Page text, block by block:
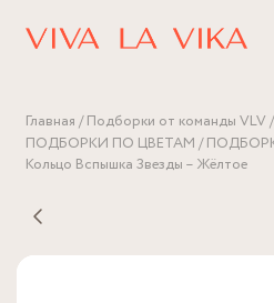
Главная Подборки от команды VLV
ПОДБОРКИ ПО ЦВЕТАМ
Кольцо Вспышка Звезды – Жёлтое